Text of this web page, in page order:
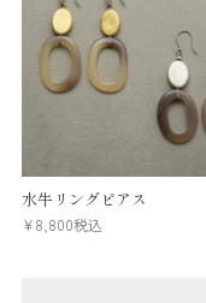
水牛リングピアス
¥8,800税込